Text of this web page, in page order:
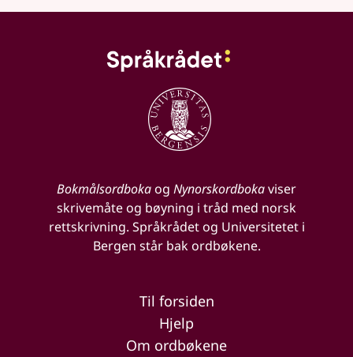
Bokmålsordbokaog Nynorskordbokaviser
skrivemåte og bøyning i tråd med norsk
rettskrivning. Språkrådet og Universitetet i
Bergen står bak ordbøkene.
Til forsiden
Hjelp
Om ordbøkene